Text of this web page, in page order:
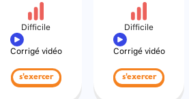
Difficile
Corrigé vidéo
s'exercer
Difficile
Corrigé vidéo
s'exercer